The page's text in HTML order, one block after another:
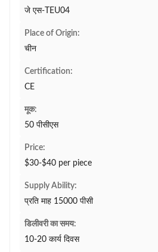
जे एस-TEU04
Place of Origin:
चीन
Certification:
CE
मूक:
50 पीसीएस
Price:
$30-$40 per piece
Supply Ability:
प्रति माह 15000 पीसी
डिलीवरी का समय:
10-20 कार्य दिवस